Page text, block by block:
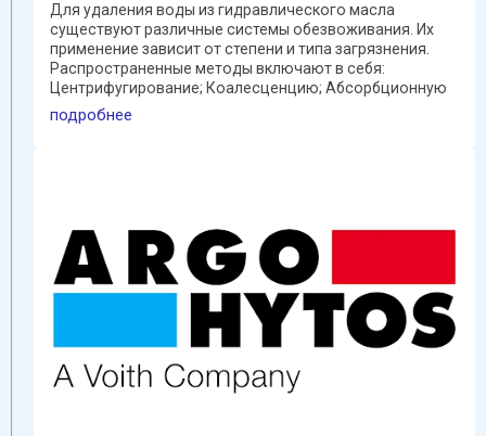
Для удаления воды из гидравлического масла
существуют различные системы обезвоживания. Их
применение зависит от степени и типа загрязнения.
Распространенные методы включают в себя:
Центрифугирование; Коалесценцию; Абсорбционную
фильтрацию; вакуумную ...
подробнее